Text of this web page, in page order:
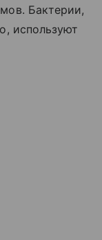
Бактерии,
используют